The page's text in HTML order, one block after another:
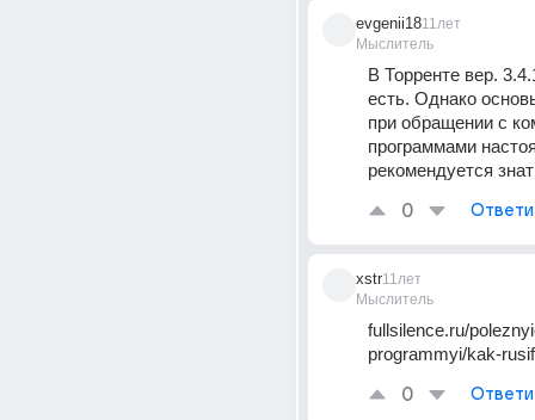
evgenii18
Мыслитель
11лет
В Торренте вер.
есть. Однако
при обращении с
программами
рекомендуется
0
xstr
Мыслитель
11лет
fullsilence.ru/
programmyi/kak-
0